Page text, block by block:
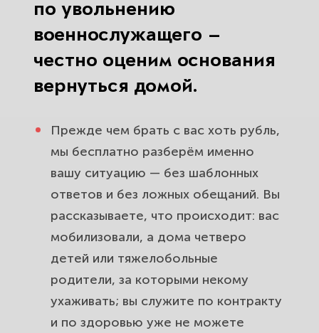
по увольнению
военнослужащего —
честно оценим основания
вернуться домой.
Прежде чем брать с вас хоть рубль,
мы бесплатно разберём именно
вашу ситуацию — без шаблонных
ответов и без ложных обещаний. Вы
рассказываете, что происходит: вас
мобилизовали, а дома четверо
детей или тяжелобольные
родители, за которыми некому
ухаживать; вы служите по контракту
и по здоровью уже не можете